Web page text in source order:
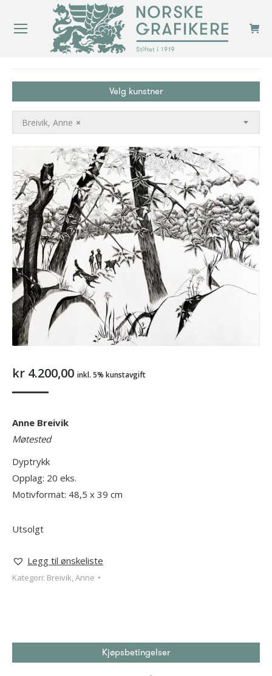
Velg kunstner
×
Breivik, Anne
kr 4.200,00 inkl. 5% kunstavgift
Anne Breivik
Møtested
Dyptrykk
Opplag: 20 eks.
Motivformat: 48,5 x 39 cm
Utsolgt
Legg til ønskeliste
Kategori: Breivik, Anne
Kjøpsbetingelser